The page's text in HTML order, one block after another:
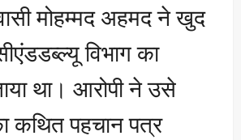
मोहम्मद अहमद ने खुद
विभाग का
था। आरोपी ने उसे
कथित पहचान पत्र